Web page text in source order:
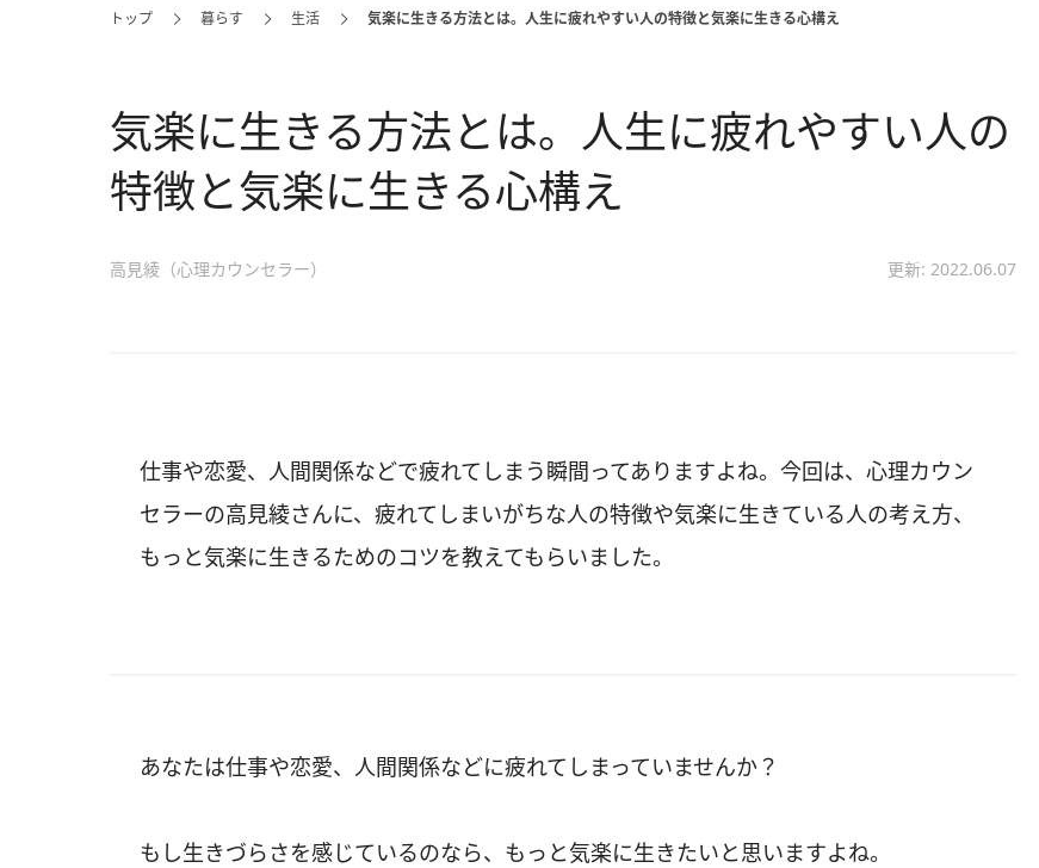
トップ 暮らす 生活 気楽に生きる方法とは。人生に疲れやすい人の特徴と気楽に生きる心構え
気楽に生きる方法とは。人生に疲れやすい人の
特徴と気楽に生きる心構え
高見綾（心理カウンセラー） 更新: 2022.06.07
仕事や恋愛、人間関係などで疲れてしまう瞬間ってありますよね。今回は、心理カウン
セラーの高見綾さんに、疲れてしまいがちな人の特徴や気楽に生きている人の考え方、
もっと気楽に生きるためのコツを教えてもらいました。
あなたは仕事や恋愛、人間関係などに疲れてしまっていませんか？
もし生きづらさを感じているのなら、もっと気楽に生きたいと思いますよね。